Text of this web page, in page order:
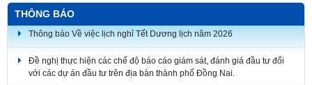
THÔNG BÁO
Thông báo Về việc lịch nghỉ Tết Dương lịch năm 2026
Đề nghị thực hiện các chế độ báo cáo giám sát, đánh giá đầu tư đối
với các dự án đầu tư trên địa bàn thành phố Đồng Nai.